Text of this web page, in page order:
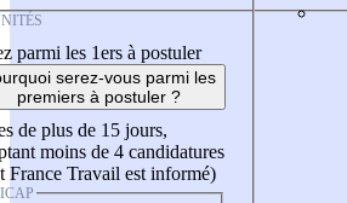
parmi les 1ers à postuler
serez-vous parmi les
premiers à postuler ?
de plus de 15 jours,
moins de 4 candidatures
France Travail est informé)